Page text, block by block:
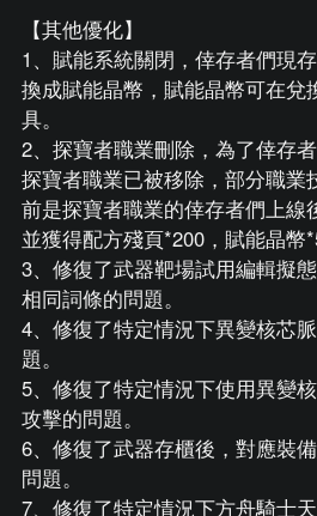
【其他優化】
1、賦能系統關閉，倖存者們現
換成賦能晶幣，賦能晶幣可在兌
具。
2、探寶者職業刪除，為了倖存
探寶者職業已被移除，部分職業
前是探寶者職業的倖存者們上線
並獲得配方殘頁*200，賦能晶幣
3、修復了武器靶場試用編輯擬
相同詞條的問題。
4、修復了特定情況下異變核芯
題。
5、修復了特定情況下使用異變
攻擊的問題。
6、修復了武器存櫃後，對應裝
問題。
7、修復了特定情況下方舟騎士